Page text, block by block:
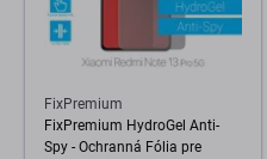
FixPremium
FixPremium HydroGel Anti-
Spy - Ochranná Fólia pre